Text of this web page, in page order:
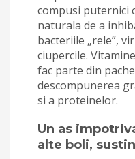
compusi puternici
naturala de a
bacteriile „rele”,
ciupercile.
fac parte din
descompunerea
si a proteinelor.
Un as
alte boli,